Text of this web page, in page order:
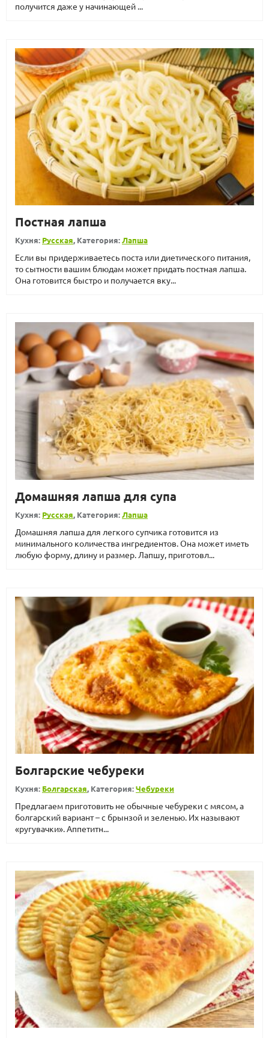
получится даже у начинающей ...
Постная лапша
Кухня: Русская, Категория:Лапша
Если вы придерживаетесь поста или диетического питания,
то сытности вашим блюдам может придать постная лапша.
Она готовится быстро и получается вку...
Домашняя лапша для супа
Кухня: Русская, Категория:Лапша
Домашняя лапша для легкого супчика готовится из
минимального количества ингредиентов. Она может иметь
любую форму, длину и размер. Лапшу, приготовл...
Болгарские чебуреки
Кухня: Болгарская, Категория:Чебуреки
Предлагаем приготовить не обычные чебуреки с мясом, а
болгарский вариант – с брынзой и зеленью. Их называют
«ругувачки». Аппетитн...